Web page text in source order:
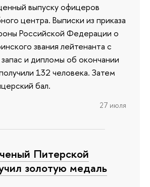
выпуску офицеров
центра. Выписки из приказа
Российской Федерации о
звания лейтенанта с
и дипломы об окончании
132 человека. Затем
бал.
27 июля
Питерской
золотую медаль